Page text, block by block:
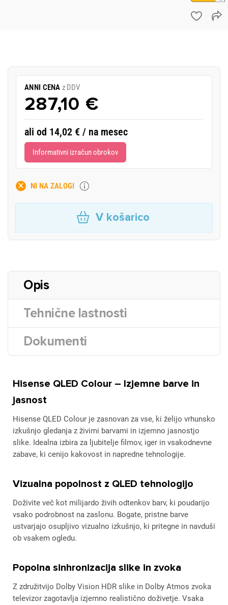
ANNI CENA z DDV
287,10 €
ali od 14,02 € / na mesec
Informativni izračun obrokov
NI NA ZALOGI
V košarico
Opis
Tehnične lastnosti
Dokumenti
Hisense QLED Colour – Izjemne barve in
jasnost
Hisense QLED Colour je zasnovan za vse, ki želijo vrhunsko
izkušnjo gledanja z živimi barvami in izjemno jasnostjo
slike. Idealna izbira za ljubitelje filmov, iger in vsakodnevne
zabave, ki cenijo kakovost in napredne tehnologije.
Vizualna popolnost z QLED tehnologijo
Doživite več kot milijardo živih odtenkov barv, ki poudarijo
vsako podrobnost na zaslonu. Bogate, pristne barve
ustvarjajo osupljivo vizualno izkušnjo, ki pritegne in navduši
ob vsakem ogledu.
Popolna sinhronizacija slike in zvoka
Z združitvijo Dolby Vision HDR slike in Dolby Atmos zvoka
televizor zagotavlja izjemno realistično doživetje. Vsaka